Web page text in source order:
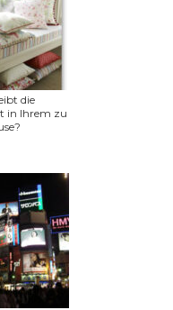
die
in Ihrem zu